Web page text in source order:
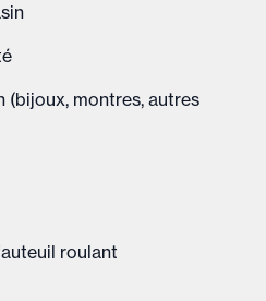
(bijoux, montres, autres
roulant